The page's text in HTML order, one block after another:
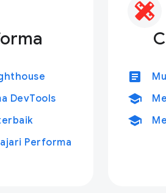
DevTools
Performa
article
school
school